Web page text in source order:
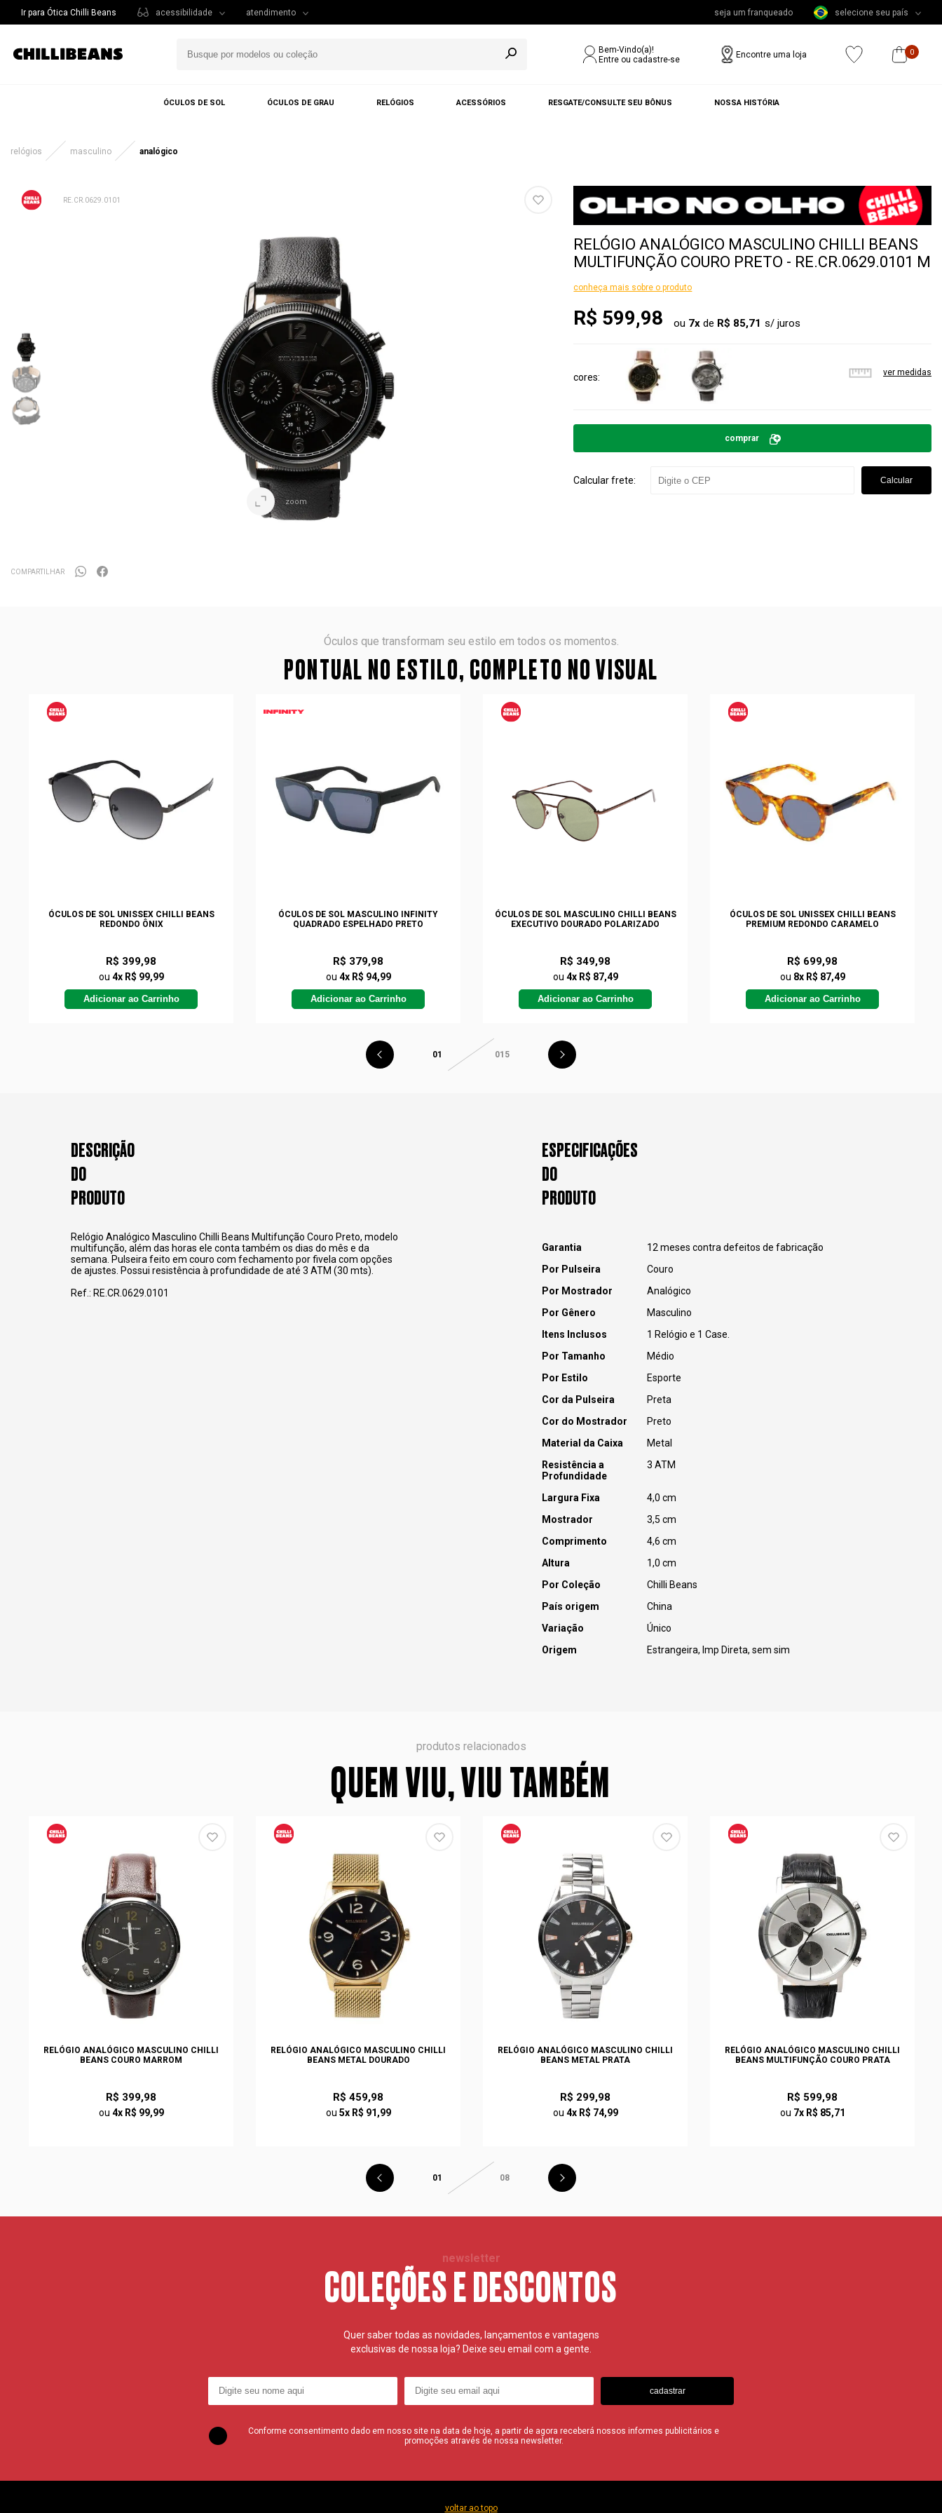
Ir para Ótica Chilli Beans acessibilidade atendimento seja um franqueado selecione seu país
Bem-Vindo(a)!
Entre ou cadastre-se
Encontre uma loja 0
ÓCULOS DE SOL ÓCULOS DE GRAU RELÓGIOS ACESSÓRIOS RESGATE/CONSULTE SEU BÔNUS NOSSA HISTÓRIA
relógios masculino analógico
RE.CR.0629.0101
zoom
RELÓGIO ANALÓGICO MASCULINO CHILLI BEANS
MULTIFUNÇÃO COURO PRETO - RE.CR.0629.0101 M
conheça mais sobre o produto
R$ 599,98 ou 7x de R$ 85,71
cores ver medidas
comprar
Calcular frete: Calcular
COMPARTILHAR
Óculos que transformam seu estilo em todos os momentos.
PONTUAL NO ESTILO, COMPLETO NO VISUAL
ÓCULOS DE SOL UNISSEX CHILLI BEANS
REDONDO ÔNIX
R$ 399,98
ou 4x R$ 99,99
Adicionar ao Carrinho
ÓCULOS DE SOL MASCULINO INFINITY
QUADRADO ESPELHADO PRETO
R$ 379,98
ou 4x R$ 94,99
Adicionar ao Carrinho
ÓCULOS DE SOL MASCULINO CHILLI BEANS
EXECUTIVO DOURADO POLARIZADO
R$ 349,98
ou 4x R$ 87,49
Adicionar ao Carrinho
ÓCULOS DE SOL UNISSEX CHILLI BEANS
PREMIUM REDONDO CARAMELO
R$ 699,98
ou 8x R$ 87,49
Adicionar ao Carrinho
01 015
DESCRIÇÃO
DO
PRODUTO
Relógio Analógico Masculino Chilli Beans Multifunção Couro Preto, modelo
multifunção, além das horas ele conta também os dias do mês e da
semana. Pulseira feito em couro com fechamento por fivela com opções
de ajustes. Possui resistência à profundidade de até 3 ATM (30 mts).
Ref.: RE.CR.0629.0101
ESPECIFICAÇÕES
DO
PRODUTO
Garantia
12 meses contra defeitos de fabricação
Por Pulseira
Couro
Por Mostrador
Analógico
Por Gênero
Masculino
Itens Inclusos
1 Relógio e 1 Case.
Por Tamanho
Médio
Por Estilo
Esporte
Cor da Pulseira
Preta
Cor do Mostrador
Preto
Material da Caixa
Metal
Resistência a
Profundidade
3 ATM
Largura Fixa
4,0 cm
Mostrador
3,5 cm
Comprimento
4,6 cm
Altura
1,0 cm
Por Coleção
Chilli Beans
País origem
China
Variação
Único
Origem
Estrangeira, Imp Direta, sem sim
produtos relacionados
QUEM VIU, VIU TAMBÉM
RELÓGIO ANALÓGICO MASCULINO CHILLI
BEANS COURO MARROM
R$ 399,98
ou 4x R$ 99,99
RELÓGIO ANALÓGICO MASCULINO CHILLI
BEANS METAL DOURADO
R$ 459,98
ou 5x R$ 91,99
RELÓGIO ANALÓGICO MASCULINO CHILLI
BEANS METAL PRATA
R$ 299,98
ou 4x R$ 74,99
RELÓGIO ANALÓGICO MASCULINO CHILLI
BEANS MULTIFUNÇÃO COURO PRATA
R$ 599,98
ou 7x R$ 85,71
01 08
newsletter
COLEÇÕES E DESCONTOS
Quer saber todas as novidades, lançamentos e vantagens
exclusivas de nossa loja? Deixe seu email com a gente.
cadastrar
Conforme consentimento dado em nosso site na data de hoje, a partir de agora receberá nossos informes publicitários e
promoções através de nossa newsletter.
voltar ao topo